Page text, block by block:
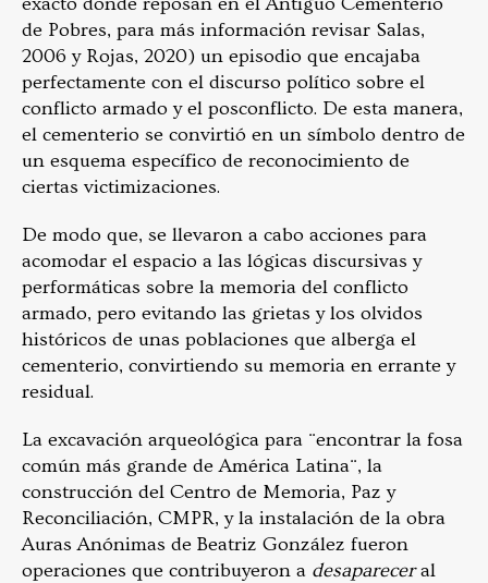
de Pobres, para más información revisar Salas,
2006 y Rojas, 2020) un episodio que encajaba
perfectamente con el discurso político sobre el
conflicto armado y el posconflicto. De esta manera,
el cementerio se convirtió en un símbolo dentro de
un esquema específico de reconocimiento de
ciertas victimizaciones.
De modo que, se llevaron a cabo acciones para
acomodar el espacio a las lógicas discursivas y
performáticas sobre la memoria del conflicto
armado, pero evitando las grietas y los olvidos
históricos de unas poblaciones que alberga el
cementerio, convirtiendo su memoria en errante y
residual.
La excavación arqueológica para ¨encontrar la fosa
común más grande de América Latina¨, la
construcción del Centro de Memoria, Paz y
Reconciliación, CMPR, y la instalación de la obra
Auras Anónimas de Beatriz González fueron
operaciones que contribuyeron a desapareceral